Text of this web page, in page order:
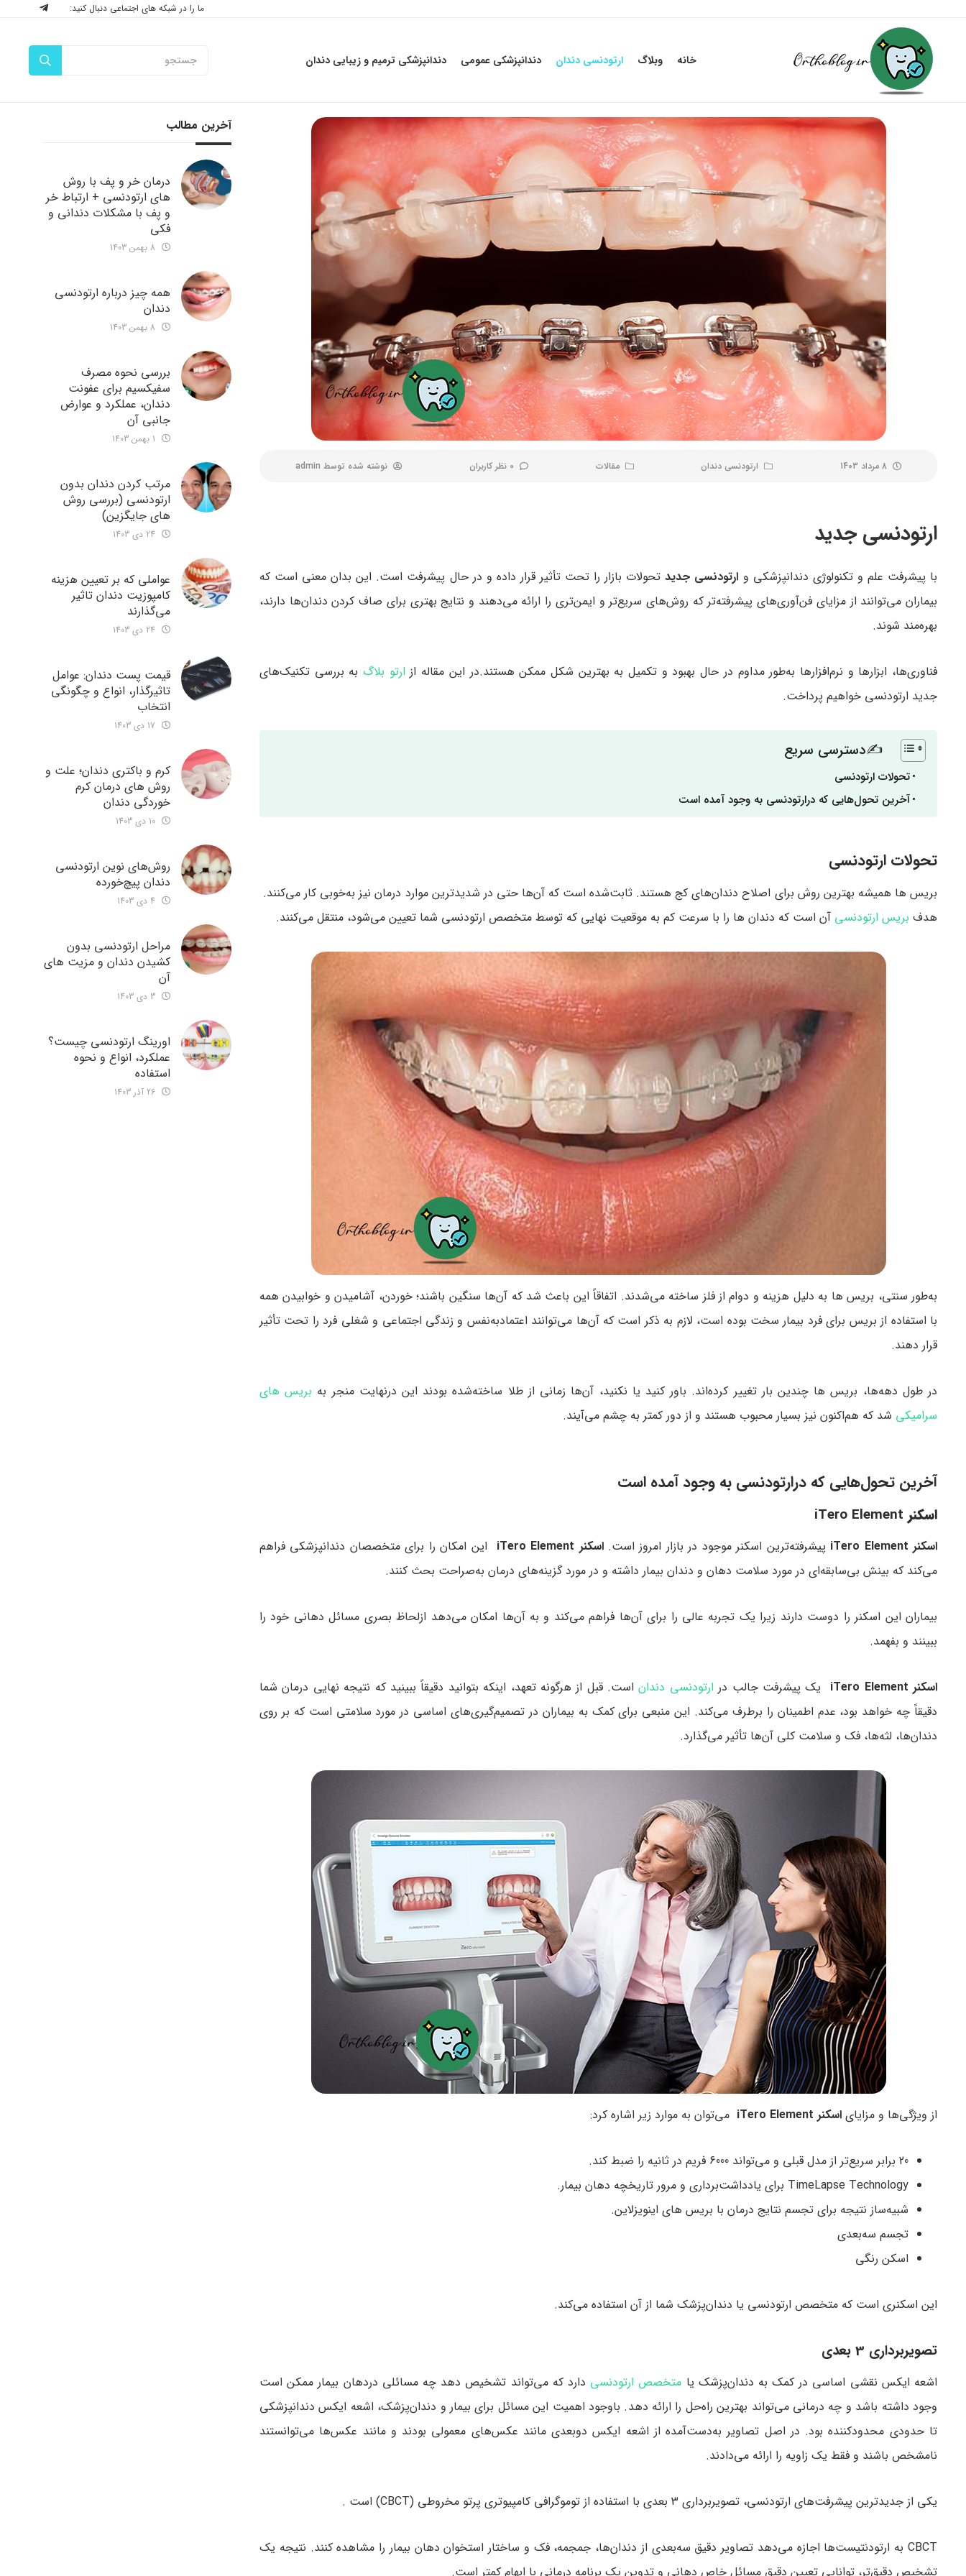
ما را در شبکه های اجتماعی دنبال کنید:
خانه وبلاگ ارتودنسی دندان دندانپزشکی عمومی دندانپزشکی ترمیم و زیبایی دندان
8 مرداد 1403 ارتودنسی دندان مقالات 0 نظر کاربران نوشته شده توسط admin
ارتودنسی جدید
با پیشرفت علم و تکنولوژی دندانپزشکی و ارتودنسی جدیدتحولات بازار را تحت تأثیر قرار داده و در حال پیشرفت است. این بدان معنی است که
بیماران می‌توانند از مزایای فن‌آوری‌های پیشرفته‌تر که روش‌های سریع‌تر و ایمن‌تری را ارائه می‌دهند و نتایج بهتری برای صاف کردن دندان‌ها دارند،
بهره‌مند شوند.
فناوری‌ها، ابزارها و نرم‌افزارها به‌طور مداوم در حال بهبود و تکمیل به بهترین شکل ممکن هستند.در این مقاله از ارتو بلاگبه بررسی تکنیک‌های
جدید ارتودنسی خواهیم پرداخت.
✍دسترسی سریع
تحولات ارتودنسی
آخرین تحول‌هایی که درارتودنسی به وجود آمده است
تحولات ارتودنسی
بریس ها همیشه بهترین روش برای اصلاح دندان‌های کج هستند. ثابت‌شده است که آن‌ها حتی در شدیدترین موارد درمان نیز به‌خوبی کار می‌کنند.
هدف بریس ارتودنسی آن است که دندان ها را با سرعت کم به موقعیت نهایی که توسط متخصص ارتودنسی شما تعیین می‌شود، منتقل می‌کنند.
به‌طور سنتی، بریس ها به دلیل هزینه و دوام از فلز ساخته می‌شدند. اتفاقاً این باعث شد که آن‌ها سنگین باشند؛ خوردن، آشامیدن و خوابیدن همه
با استفاده از بریس برای فرد بیمار سخت بوده است، لازم به ذکر است که آن‌ها می‌توانند اعتمادبه‌نفس و زندگی اجتماعی و شغلی فرد را تحت تأثیر
قرار دهند.
در طول دهه‌ها، بریس ها چندین بار تغییر کرده‌اند. باور کنید یا نکنید، آن‌ها زمانی از طلا ساخته‌شده بودند این درنهایت منجر به بریس های
سرامیکی شد که هم‌اکنون نیز بسیار محبوب هستند و از دور کمتر به چشم می‌آیند.
آخرین تحول‌هایی که درارتودنسی به وجود آمده است
اسکنرiTero Element
اسکنرiTero Element پیشرفته‌ترین اسکنر موجود در بازار امروز است.اسکنر Element
این امکان را برای متخصصان دندانپزشکی فراهم
می‌کند که بینش بی‌سابقه‌ای در مورد سلامت دهان و دندان بیمار داشته و در مورد گزینه‌های درمان به‌صراحت بحث کنند.
بیماران این اسکنر را دوست دارند زیرا یک تجربه عالی را برای آن‌ها فراهم می‌کند و به آن‌ها امکان می‌دهد ازلحاظ بصری مسائل دهانی خود را
ببینند و بفهمد.
اسکنر iTero Element یک پیشرفت جالب در ارتودنسی دنداناست. قبل از هرگونه تعهد، اینکه بتوانید دقیقاً ببینید که نتیجه نهایی درمان شما
دقیقاً چه خواهد بود، عدم اطمینان را برطرف می‌کند. این منبعی برای کمک به بیماران در تصمیم‌گیری‌های اساسی در مورد سلامتی است که بر روی
دندان‌ها، لثه‌ها، فک و سلامت کلی آن‌ها تأثیر می‌گذارد.
از ویژگی‌ها و مزایای اسکنر می‌توان به موارد زیر اشاره کرد:
20 برابر سریع‌تر از مدل قبلی و می‌تواند 6000 فریم در ثانیه را ضبط کند.
TimeLapse Technology برای یادداشت‌برداری و مرور تاریخچه دهان بیمار.
شبیه‌ساز نتیجه برای تجسم نتایج درمان با بریس های اینویزلاین.
تجسم سه‌بعدی
اسکن رنگی
این اسکنری است که متخصص ارتودنسی یا دندان‌پزشک شما از آن استفاده می‌کند.
تصویربرداری 3 بعدی
اشعه ایکس نقشی اساسی در کمک به دندان‌پزشک یا متخصص ارتودنسی دارد که می‌تواند تشخیص دهد چه مسائلی دردهان بیمار ممکن است
وجود داشته باشد و چه درمانی می‌تواند بهترین راه‌حل را ارائه دهد. باوجود اهمیت این مسائل برای بیمار و دندان‌پزشک، اشعه ایکس دندانپزشکی
تا حدودی محدودکننده بود. در اصل تصاویر به‌دست‌آمده از اشعه ایکس دوبعدی مانند عکس‌های معمولی بودند و مانند عکس‌ها می‌توانستند
نامشخص باشند و فقط یک زاویه را ارائه می‌دادند.
یکی از جدیدترین پیشرفت‌های ارتودنسی، تصویربرداری 3 بعدی با استفاده از توموگرافی کامپیوتری پرتو مخروطی (CBCT) است .
CBCT به ارتودنتیست‌ها اجازه می‌دهد تصاویر دقیق سه‌بعدی از دندان‌ها، جمجمه، فک و ساختار استخوان دهان بیمار را مشاهده کنند. نتیجه یک
تشخیص دقیق‌تر، توانایی تعیین دقیق مسائل خاص دهانی و تدوین یک برنامه درمانی با ابهام کمتر است.
آخرین مطالب
درمان خر و پف با روش
های ارتودنسی + ارتباط خر
و پف با مشکلات دندانی و
فکی
همه چیز درباره ارتودنسی
دندان
بررسی نحوه مصرف
سفیکسیم برای عفونت
دندان، عملکرد و عوارض
جانبی آن
مرتب کردن دندان بدون
ارتودنسی (بررسی روش
های جایگزین)
عواملی که بر تعیین هزینه
کامپوزیت دندان تاثیر
می‌گذارند
قیمت پست دندان: عوامل
تاثیرگذار، انواع و چگونگی
انتخاب
کرم و باکتری دندان؛ علت و
روش های درمان کرم
خوردگی دندان
روش‌های نوین ارتودنسی
دندان‌ پیچ‌خورده
مراحل ارتودنسی بدون
کشیدن دندان و مزیت های
آن
اورینگ ارتودنسی چیست؟
عملکرد، انواع و نحوه
استفاده